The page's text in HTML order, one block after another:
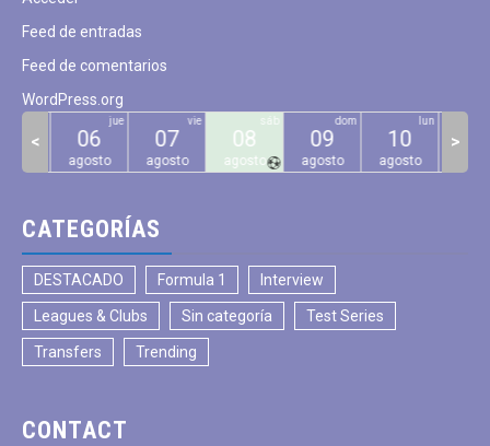
Feed de entradas
Feed de comentarios
WordPress.org
06
agosto
jue
07
agosto
vie
08
agosto
sáb
09
agosto
dom
10
agosto
lun
< >
CATEGORÍAS
DESTACADO Formula 1 Interview
Leagues & Clubs Sin categoría Test Series
Transfers Trending
CONTACT